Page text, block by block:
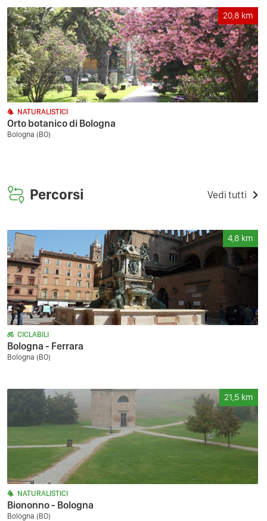
20,8 km
NATURALISTICI
Orto botanico di Bologna
Bologna (BO)
Percorsi Vedi tutti
4,8 km
CICLABILI
Bologna - Ferrara
Bologna (BO)
21,5 km
NATURALISTICI
Biononno - Bologna
Bologna (BO)